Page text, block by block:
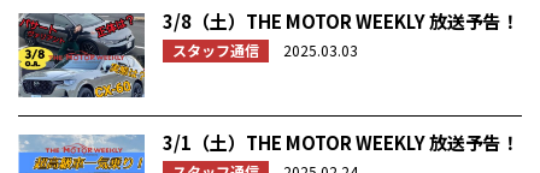
3/8（土）THE MOTOR WEEKLY 放送予告！
スタッフ通信 2025.03.03
3/1（土）THE MOTOR WEEKLY 放送予告！